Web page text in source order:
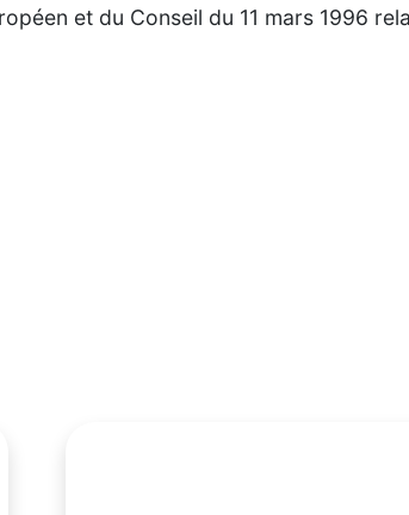
et du Conseil du 11 mars 1996